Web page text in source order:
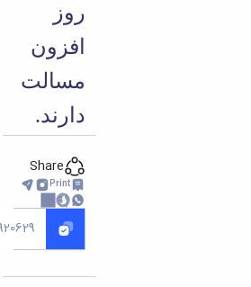
روز
افزون
مسالت
دارند.
Share
Print